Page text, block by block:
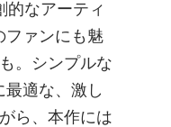
的なアーティ
ファンにも魅
。シンプルな
適な、激し
ら、本作には